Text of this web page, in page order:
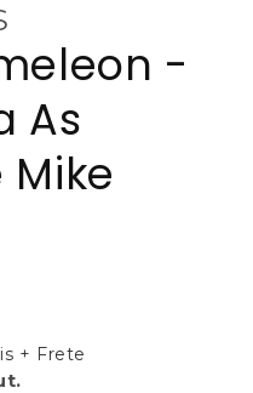
-
As
+ Frete